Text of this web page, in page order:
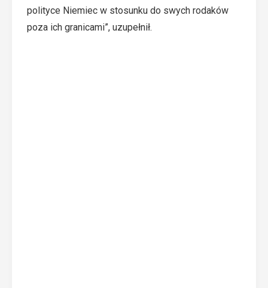
polityce Niemiec w stosunku do swych rodaków
poza ich granicami”, uzupełnił.